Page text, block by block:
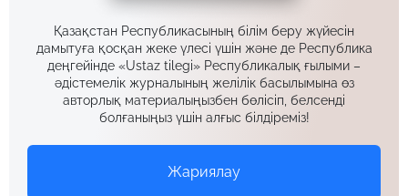
Қазақстан Республикасының білім беру жүйесін
дамытуға қосқан жеке үлесі үшін және де Республика
деңгейінде «Ustaz tilegi» Республикалық ғылыми –
әдістемелік журналының желілік басылымына өз
авторлық материалыңызбен бөлісіп, белсенді
болғаныңыз үшін алғыс білдіреміз!
Жариялау